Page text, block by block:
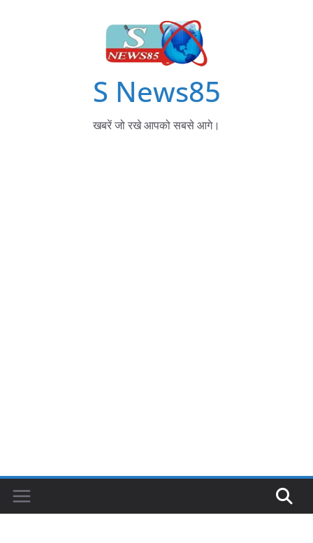
S News85
खबरें जो रखे आपको सबसे आगे।